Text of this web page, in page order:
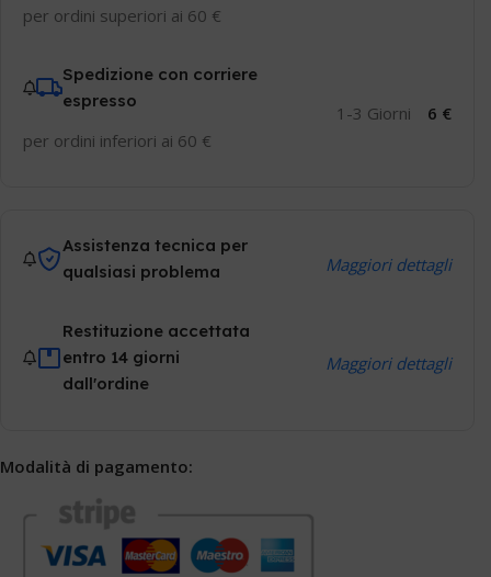
per ordini superiori ai 60 €
Spedizione con corriere
espresso
per ordini inferiori ai 60 €
1-3 Giorni 6 €
Assistenza tecnica per
qualsiasi problema
Maggiori dettagli
Restituzione accettata
entro 14 giorni
dall'ordine
Maggiori dettagli
Modalità di pagamento: